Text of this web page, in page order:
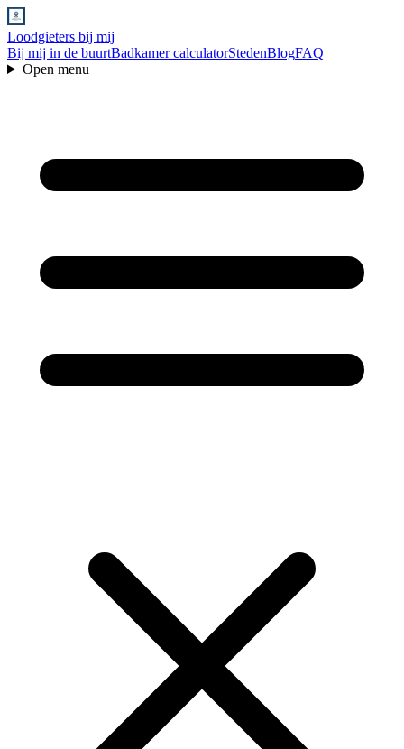
Loodgieters bij mij
Bij mij in de buurtBadkamer calculatorStedenBlogFAQ
Open menu